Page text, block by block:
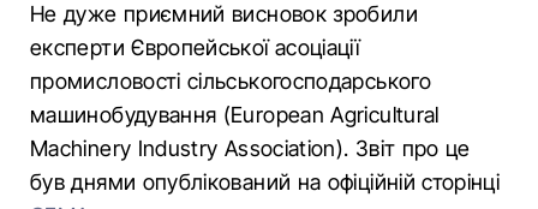
Не дуже приємний висновок зробили
експерти Європейської асоціації
промисловості сільськогосподарського
машинобудування (European Agricultural
Machinery Industry Association). Звіт про це
був днями опублікований на офіційній сторінці